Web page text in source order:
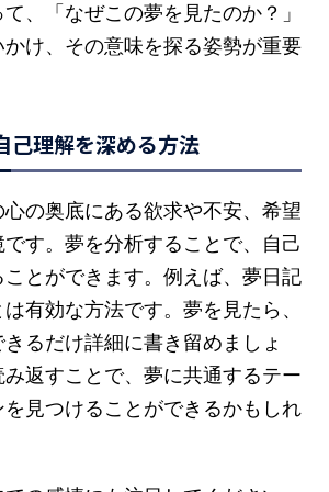
、「なぜこの夢を見たのか？」
かけ、その意味を探る姿勢が重要
己理解を深める方法
の奥底にある欲求や不安、希望
す。夢を分析することで、自己
とができます。例えば、夢日記
有効な方法です。夢を見たら、
るだけ詳細に書き留めましょ
み返すことで、夢に共通するテー
見つけることができるかもしれ